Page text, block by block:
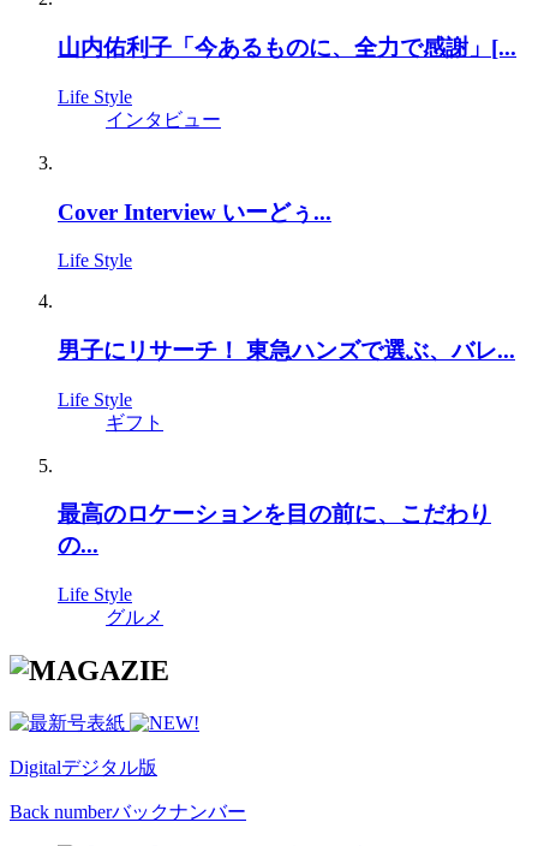
山内佑利子「今あるものに、全力で感謝」[...
Life Style
インタビュー
Cover Interview いーどぅ...
Life Style
男子にリサーチ！ 東急ハンズで選ぶ、バレ...
Life Style
ギフト
最高のロケーションを目の前に、こだわり
の...
Life Style
グルメ
Digitalデジタル版
Back numberバックナンバー